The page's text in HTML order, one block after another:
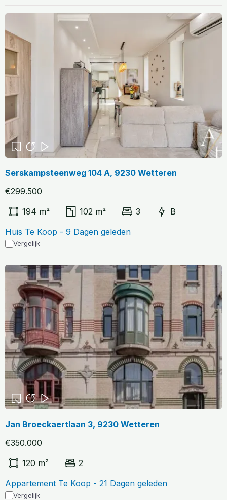
Serskampsteenweg 104 A, 9230 Wetteren
€299.500
194 m²
102 m² 3
B
Huis Te Koop - 9 Dagen geleden
Vergelijk
Jan Broeckaertlaan 3, 9230 Wetteren
€350.000
120 m²
2
Appartement Te Koop - 21 Dagen geleden
Vergelijk